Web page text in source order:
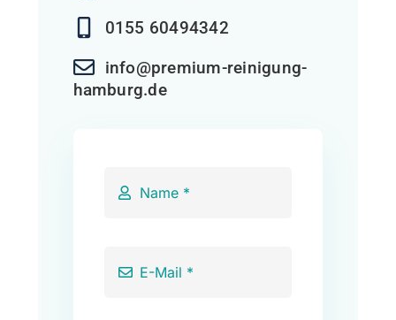
0155 60494342
info@premium-reinigung-
hamburg.de